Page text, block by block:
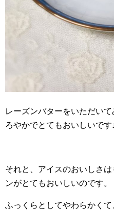
レーズンバターをいただい
ろやかでとてもおいしいです
それと、アイスのおいしさ
ンがとてもおいしいのです。
ふっくらとしてやわらかく